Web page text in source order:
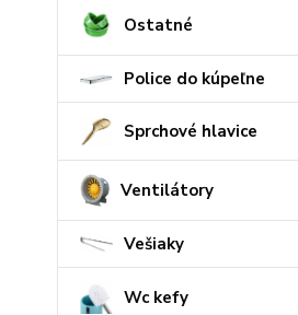
Ostatné
Police do kúpeľne
Sprchové hlavice
Ventilátory
Vešiaky
Wc kefy